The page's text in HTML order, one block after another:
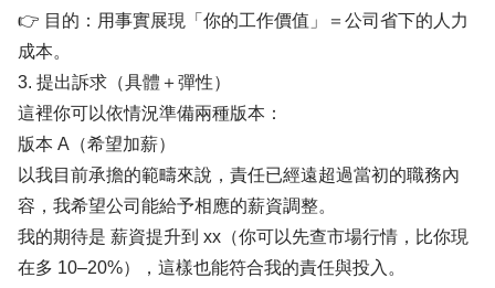
👉 目的：用事實展現「你的工作價值」＝公司省下的人力
成本。
3. 提出訴求（具體＋彈性）
這裡你可以依情況準備兩種版本：
版本 A（希望加薪）
以我目前承擔的範疇來說，責任已經遠超過當初的職務內
容，我希望公司能給予相應的薪資調整。
我的期待是 薪資提升到 xx（你可以先查市場行情，比你現
在多 10–20%），這樣也能符合我的責任與投入。